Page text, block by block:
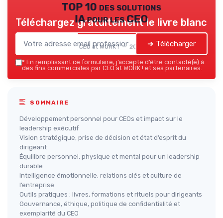
TOP 10 des solutions
IA pour les CEO
CEO at WORK ! — 2026
Téléchargez gratuitement le livre blanc
➔ Télécharger
* En remplissant ce formulaire, j’accepte d’être contacté(e) à
des fins commerciales par CEO at WORK ! et ses partenaires.
SOMMAIRE
Développement personnel pour CEOs et impact sur le
leadership exécutif
Vision stratégique, prise de décision et état d’esprit du
dirigeant
Équilibre personnel, physique et mental pour un leadership
durable
Intelligence émotionnelle, relations clés et culture de
l’entreprise
Outils pratiques : livres, formations et rituels pour dirigeants
Gouvernance, éthique, politique de confidentialité et
exemplarité du CEO